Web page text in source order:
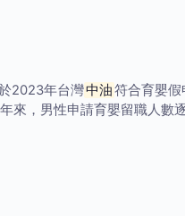
2023年台灣中油符合育嬰
來，男性申請育嬰留職人數